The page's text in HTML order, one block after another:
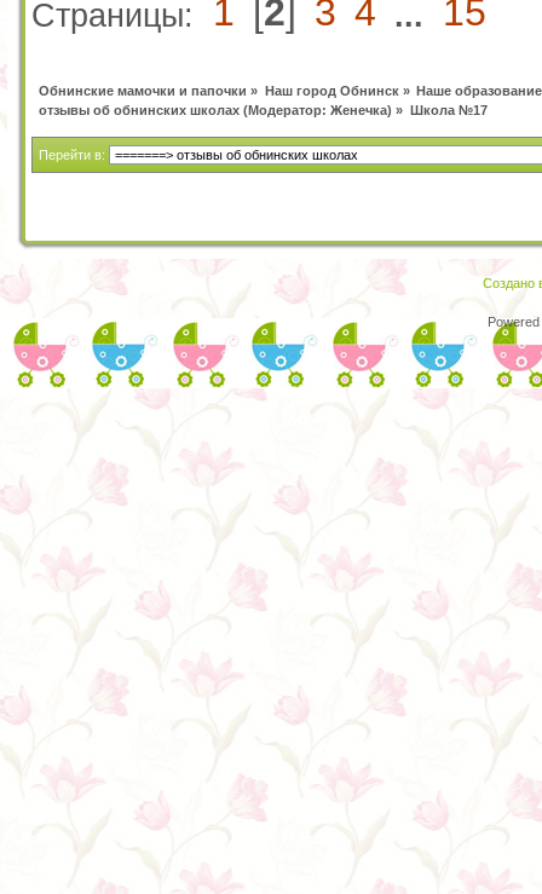
Страницы: 1 [2] 3 4 ... 15
Обнинские мамочки и папочки » Наш город Обнинск» Наше образование
отзывы об обнинских школах (Модератор:Женечка) » Школа №17
Перейти в:
Создано